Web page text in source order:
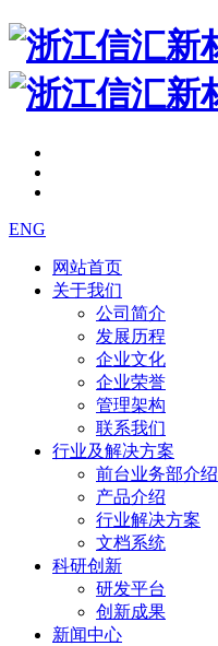
ENG
网站首页
关于我们
公司简介
发展历程
企业文化
企业荣誉
管理架构
联系我们
行业及解决方案
前台业务部介绍
产品介绍
行业解决方案
文档系统
科研创新
研发平台
创新成果
新闻中心